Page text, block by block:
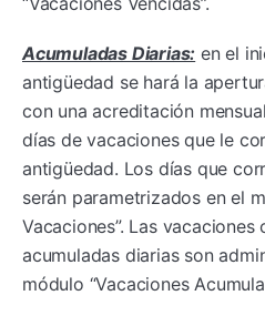
Acumuladas Diarias: en el
antigüedad se hará la
con una acreditación
días de vacaciones que le
antigüedad. Los días que
serán parametrizados en el
Vacaciones”. Las
acumuladas diarias son
módulo “Vacaciones